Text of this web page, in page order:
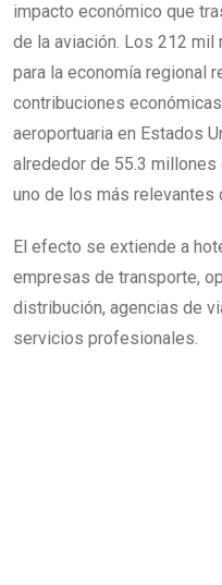
impacto económico que
de la aviación. Los 212
para la economía regional
contribuciones
aeroportuaria en Estados
alrededor de 55.3
uno de los más relevantes
El efecto se extiende a
empresas de transporte,
distribución, agencias de
servicios profesionales.